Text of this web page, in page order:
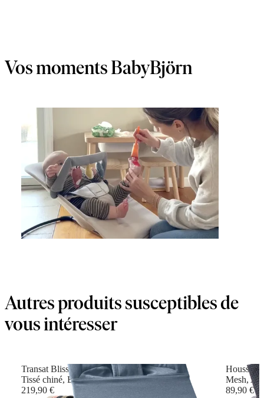
Vos moments BabyBjörn
Autres produits susceptibles de
vous intéresser
Transat Bliss
Tissé chiné, Bleu
219,90 €
Housse
Mesh,
89,90 €